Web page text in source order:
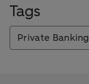
Tags
Private Banking